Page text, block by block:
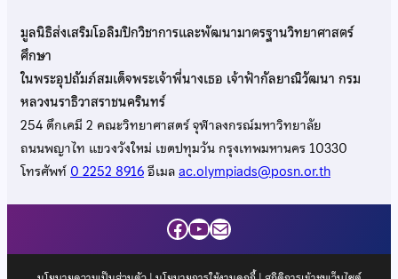
มูลนิธิส่งเสริมโอลิมปิกวิชาการและพัฒนามาตรฐานวิทยาศาสตร์
ศึกษา
ในพระอุปถัมภ์สมเด็จพระเจ้าพี่นางเธอ เจ้าฟ้ากัลยาณิวัฒนา กรม
หลวงนราธิวาสราชนครินทร์
254 ตึกเคมี 2 คณะวิทยาศาสตร์ จุฬาลงกรณ์มหาวิทยาลัย
ถนนพญาไท แขวงวังใหม่ เขตปทุมวัน กรุงเทพมหานคร 10330
โทรศัพท์0 2252 8916อีเมลac.olympiads@posn.or.th
Facebook
YouTube
Mail